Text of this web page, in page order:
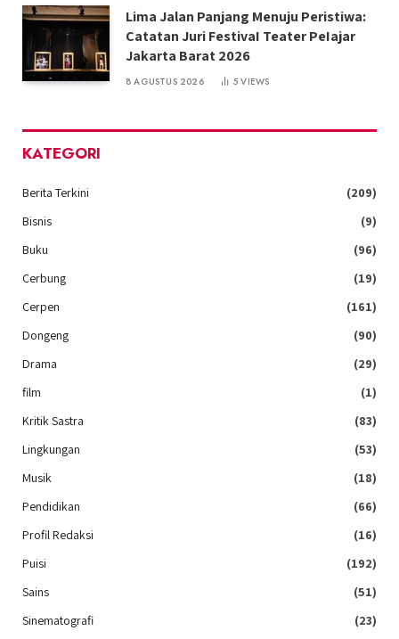
Lima Jalan Panjang Menuju Peristiwa:
Catatan Juri FestivaI Teater PeIajar
Jakarta Barat 2026
8 AGUSTUS 2026 5VIEWS
KATEGORI
Berita Terkini
(209)
Bisnis
(9)
Buku
(96)
Cerbung
(19)
Cerpen
(161)
Dongeng
(90)
Drama
(29)
film
(1)
Kritik Sastra
(83)
Lingkungan
(53)
Musik
(18)
Pendidikan
(66)
Profil Redaksi
(16)
Puisi
(192)
Sains
(51)
Sinematografi
(23)